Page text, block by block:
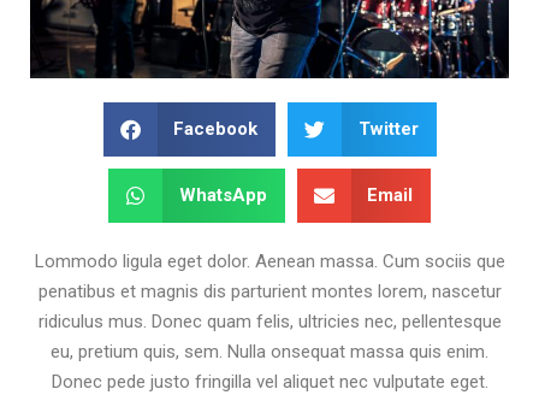
Facebook Twitter
WhatsApp Email
Lommodo ligula eget dolor. Aenean massa. Cum sociis que
penatibus et magnis dis parturient montes lorem, nascetur
ridiculus mus. Donec quam felis, ultricies nec, pellentesque
eu, pretium quis, sem. Nulla onsequat massa quis enim.
Donec pede justo fringilla vel aliquet nec vulputate eget.